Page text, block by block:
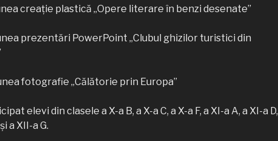
creație plastică „Opere literare în benzi desenate”
prezentări PowerPoint „Clubul ghizilor turistici din
fotografie „Călătorie prin Europa”
elevi din clasele a X-a B, a X-a C, a X-a F, a XI-a A, a XI-a D,
a XII-a G.